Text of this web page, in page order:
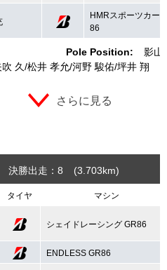
Pole Position:
影山
吹 久 松井 孝允 河野 駿佑 坪井 翔
HMRスポーツカー
86
さらに見る
決勝出走：8 (3.703km)
タイヤ マシン
シェイドレーシング GR86
ENDLESS GR86